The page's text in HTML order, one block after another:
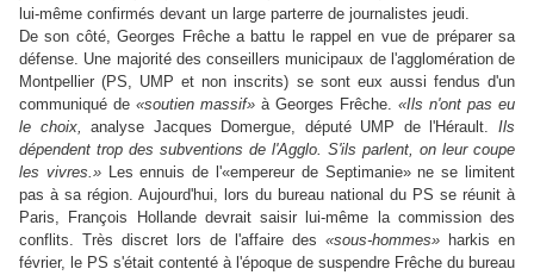
lui-même confirmés devant un large parterre de journalistes jeudi.
De son côté, Georges Frêche a battu le rappel en vue de préparer sa
défense. Une majorité des conseillers municipaux de l'agglomération de
Montpellier (PS, UMP et non inscrits) se sont eux aussi fendus d'un
communiqué de «soutien massif» à Georges Frêche. «Ils n'ont pas eu
le choix,analyse Jacques Domergue, député UMP de l'Hérault.Ils
dépendent trop des subventions de l'Agglo. S'ils parlent, on leur coupe
les vivres.» Les ennuis de l'«empereur de Septimanie» ne se limitent
pas à sa région. Aujourd'hui, lors du bureau national du PS se réunit à
Paris, François Hollande devrait saisir lui-même la commission des
conflits. Très discret lors de l'affaire des «sous-hommes» harkis en
février, le PS s'était contenté à l'époque de suspendre Frêche du bureau